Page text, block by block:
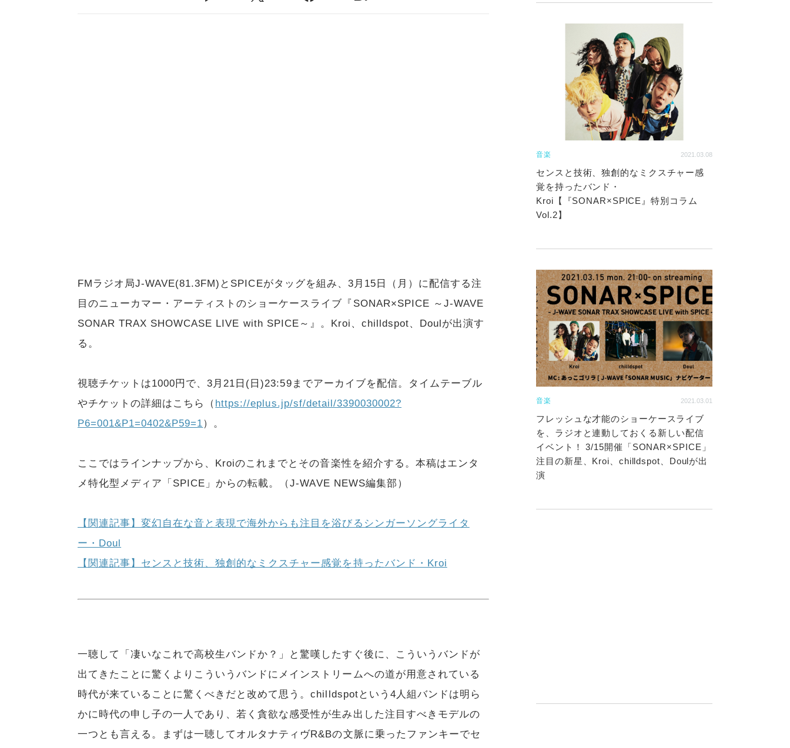
FMラジオ局J-WAVE(81.3FM)とSPICEがタッグを組み、3月15日（月）に配信する注
目のニューカマー・アーティストのショーケースライブ『SONAR×SPICE ～J-WAVE
SONAR TRAX SHOWCASE LIVE with SPICE～』。Kroi、chilldspot、Doulが出演す
る。
視聴チケットは1000円で、3月21日(日)23:59までアーカイブを配信。タイムテーブル
やチケットの詳細はこちら（ https://eplus.jp/sf/detail/3390030002?
P6=001&P1=0402&P59=1）。
ここではラインナップから、Kroiのこれまでとその音楽性を紹介する。本稿はエンタ
メ特化型メディア「SPICE」からの転載。（J-WAVE NEWS編集部）
【関連記事】変幻自在な音と表現で海外からも注目を浴びるシンガーソングライタ
ー・Doul
【関連記事】センスと技術、独創的なミクスチャー感覚を持ったバンド・Kroi
一聴して「凄いなこれで高校生バンドか？」と驚嘆したすぐ後に、こういうバンドが
出てきたことに驚くよりこういうバンドにメインストリームへの道が用意されている
時代が来ていることに驚くべきだと改めて思う。chilldspotという4人組バンドは明ら
かに時代の申し子の一人であり、若く貪欲な感受性が生み出した注目すべきモデルの
一つとも言える。まずは一聴してオルタナティヴR&Bの文脈に乗ったファンキーでセ
音楽 2021.03.08
センスと技術、独創的なミクスチャー感
覚を持ったバンド・
Kroi【『SONAR×SPICE』特別コラム
Vol.2】
音楽 2021.03.01
フレッシュな才能のショーケースライブ
を、ラジオと連動しておくる新しい配信
イベント！ 3/15開催「SONAR×SPICE」
注目の新星、Kroi、chilldspot、Doulが出
演